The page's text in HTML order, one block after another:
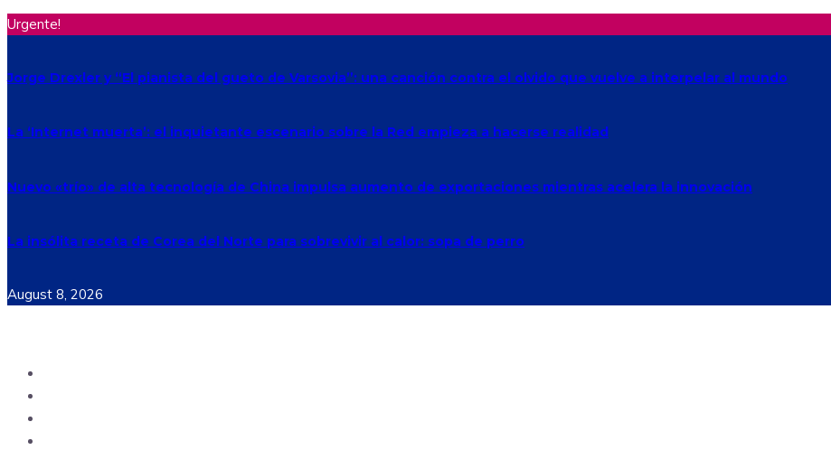
Urgente!
Jorge Drexler y “El pianista del gueto de Varsovia”: una canción contra el olvido que vuelve a interpelar al mundo
La ‘Internet muerta’: el inquietante escenario sobre la Red empieza a hacerse realidad
Nuevo «trío» de alta tecnología de China impulsa aumento de exportaciones mientras acelera la innovación
La insólita receta de Corea del Norte para sobrevivir al calor: sopa de perro
August 8, 2026